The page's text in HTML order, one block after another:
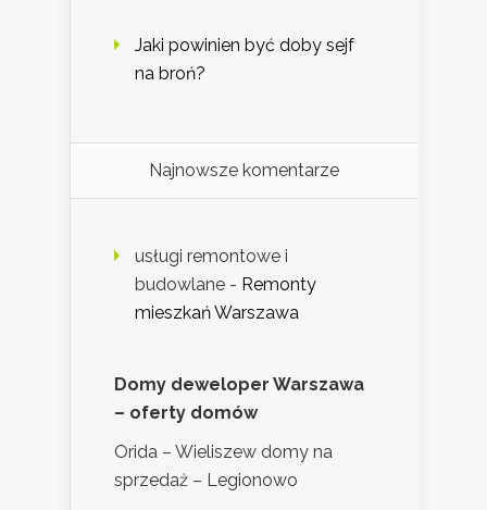
Jaki powinien być doby sejf
na broń?
Najnowsze komentarze
usługi remontowe i
budowlane - Remonty
mieszkań Warszawa
Domy deweloper Warszawa
– oferty domów
Orida – Wieliszew domy na
sprzedaż – Legionowo